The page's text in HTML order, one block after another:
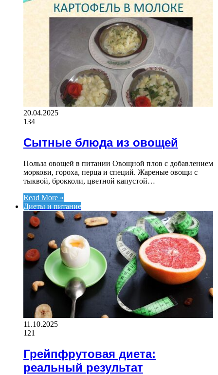
20.04.2025
134
Сытные блюда из овощей
Польза овощей в питании Овощной плов с добавлением
моркови, гороха, перца и специй. Жареные овощи с
тыквой, брокколи, цветной капустой…
Read More »
Диеты и питание
11.10.2025
121
Грейпфрутовая диета:
реальный результат